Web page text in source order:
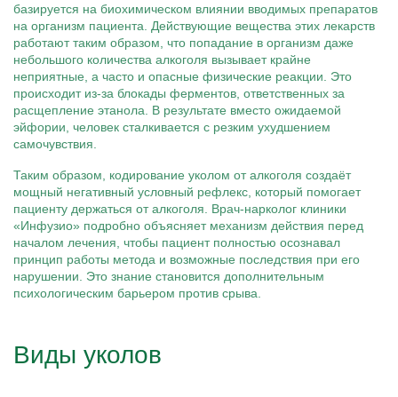
базируется на биохимическом влиянии вводимых препаратов
на организм пациента. Действующие вещества этих лекарств
работают таким образом, что попадание в организм даже
небольшого количества алкоголя вызывает крайне
неприятные, а часто и опасные физические реакции. Это
происходит из-за блокады ферментов, ответственных за
расщепление этанола. В результате вместо ожидаемой
эйфории, человек сталкивается с резким ухудшением
самочувствия.
Таким образом, кодирование уколом от алкоголя создаёт
мощный негативный условный рефлекс, который помогает
пациенту держаться от алкоголя. Врач-нарколог клиники
«Инфузио» подробно объясняет механизм действия перед
началом лечения, чтобы пациент полностью осознавал
принцип работы метода и возможные последствия при его
нарушении. Это знание становится дополнительным
психологическим барьером против срыва.
Виды уколов